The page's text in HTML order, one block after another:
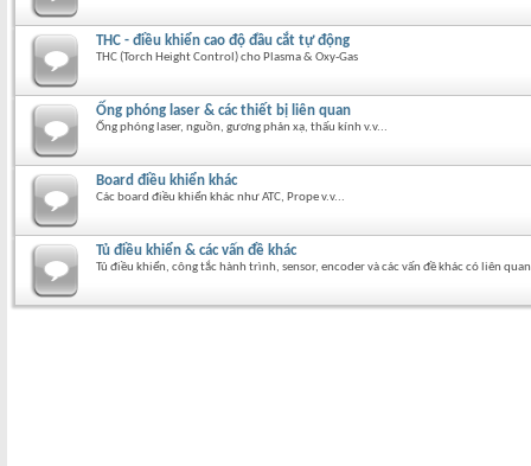
THC - điều khiển cao độ đầu cắt tự động
THC (Torch Height Control) cho Plasma & Oxy-Gas
Ống phóng laser & các thiết bị liên quan
Ống phóng laser, nguồn, gương phản xạ, thấu kính v.v...
Board điều khiển khác
Các board điều khiển khác như ATC, Prope v.v...
Tủ điều khiển & các vấn đề khác
Tủ điều khiển, công tắc hành trình, sensor, encoder và các vấn đề khác có liên